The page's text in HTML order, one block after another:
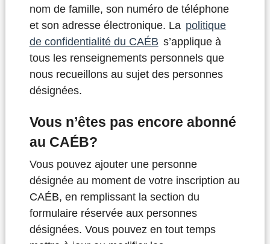
nom de famille, son numéro de téléphone
et son adresse électronique. La politique
de confidentialité du CAÉB s’applique à
tous les renseignements personnels que
nous recueillons au sujet des personnes
désignées.
Vous n’êtes pas encore abonné
au CAÉB?
Vous pouvez ajouter une personne
désignée au moment de votre inscription au
CAÉB, en remplissant la section du
formulaire réservée aux personnes
désignées. Vous pouvez en tout temps